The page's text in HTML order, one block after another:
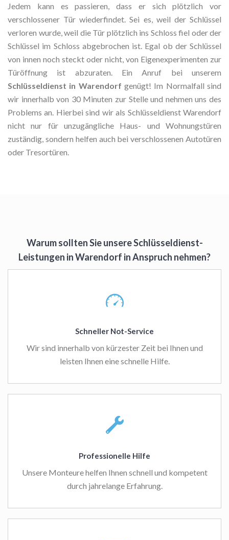
Jedem kann es passieren, dass er sich plötzlich vor
verschlossener Tür wiederfindet. Sei es, weil der Schlüssel
verloren wurde, weil die Tür plötzlich ins Schloss fiel oder der
Schlüssel im Schloss abgebrochen ist. Egal ob der Schlüssel
von innen noch steckt oder nicht, von Eigenexperimenten zur
Türöffnung ist abzuraten. Ein Anruf bei unserem
Schlüsseldienst in Warendorf genügt! Im Normalfall sind
wir innerhalb von 30 Minuten zur Stelle und nehmen uns des
Problems an. Hierbei sind wir als Schlüsseldienst Warendorf
nicht nur für unzugängliche Haus- und Wohnungstüren
zuständig, sondern helfen auch bei verschlossenen Autotüren
oder Tresortüren.
Warum sollten Sie unsere Schlüsseldienst-
Leistungen in Warendorf in Anspruch nehmen?
Schneller Not-Service
Wir sind innerhalb von kürzester Zeit bei Ihnen und
leisten Ihnen eine schnelle Hilfe.
Professionelle Hilfe
Unsere Monteure helfen Ihnen schnell und kompetent
durch jahrelange Erfahrung.